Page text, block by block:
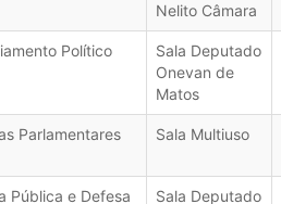
Nelito Câmara
Político
Sala Deputado
Onevan de
Matos
Parlamentares
Sala Multiuso
Pública e Defesa
Sala Deputado